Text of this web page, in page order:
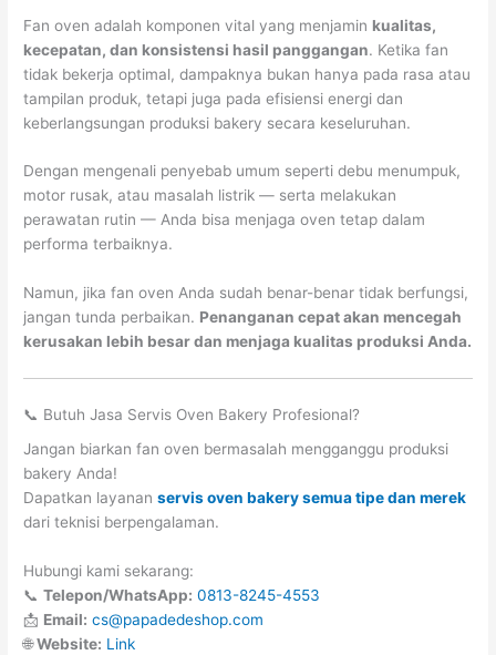
Fan oven adalah komponen vital yang menjamin kualitas,
kecepatan, dan konsistensi hasil panggangan. Ketika fan
tidak bekerja optimal, dampaknya bukan hanya pada rasa atau
tampilan produk, tetapi juga pada efisiensi energi dan
keberlangsungan produksi bakery secara keseluruhan.
Dengan mengenali penyebab umum seperti debu menumpuk,
motor rusak, atau masalah listrik — serta melakukan
perawatan rutin — Anda bisa menjaga oven tetap dalam
performa terbaiknya.
Namun, jika fan oven Anda sudah benar-benar tidak berfungsi,
jangan tunda perbaikan. Penanganan cepat akan mencegah
kerusakan lebih besar dan menjaga kualitas produksi Anda.
📞 Butuh Jasa Servis Oven Bakery Profesional?
Jangan biarkan fan oven bermasalah mengganggu produksi
bakery Anda!
Dapatkan layananservis oven bakery semua tipe dan merek
dari teknisi berpengalaman.
Hubungi kami sekarang:
📞Telepon/WhatsApp: 0813-8245-4553
📩 Email: cs@papadedeshop.com
🌐Website: Link